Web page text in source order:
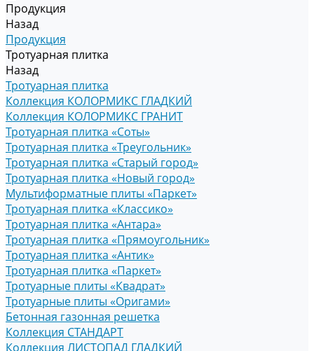
Продукция
Назад
Продукция
Тротуарная плитка
Назад
Тротуарная плитка
Коллекция КОЛОРМИКС ГЛАДКИЙ
Коллекция КОЛОРМИКС ГРАНИТ
Тротуарная плитка «Соты»
Тротуарная плитка «Треугольник»
Тротуарная плитка «Старый город»
Тротуарная плитка «Новый город»
Мультиформатные плиты «Паркет»
Тротуарная плитка «Классико»
Тротуарная плитка «Антара»
Тротуарная плитка «Прямоугольник»
Тротуарная плитка «Антик»
Тротуарная плитка «Паркет»
Тротуарные плиты «Квадрат»
Тротуарные плиты «Оригами»
Бетонная газонная решетка
Коллекция СТАНДАРТ
Коллекция ЛИСТОПАД ГЛАДКИЙ